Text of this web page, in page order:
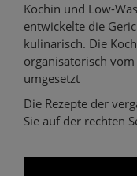
Köchin und Low-
entwickelte die
kulinarisch. Die
organisatorisch vom
umgesetzt
Die Rezepte der
Sie auf der rechten